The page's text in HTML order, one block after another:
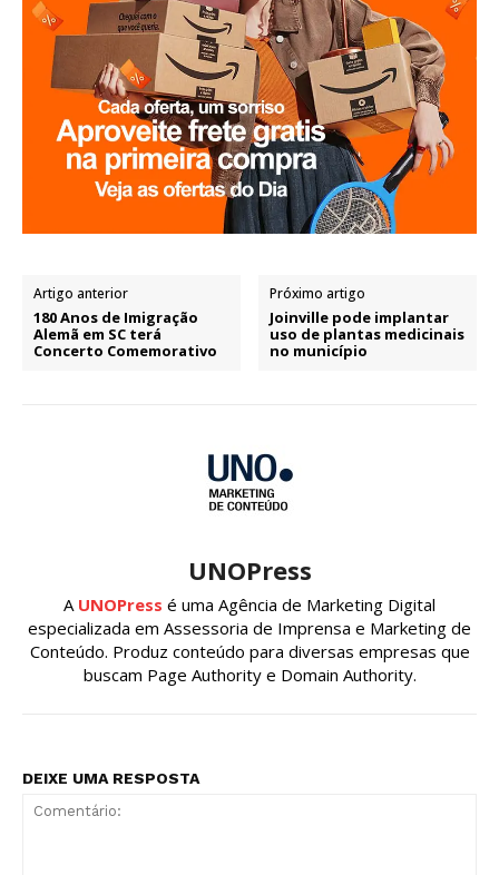
Artigo anterior
180 Anos de Imigração
Alemã em SC terá
Concerto Comemorativo
Próximo artigo
Joinville pode implantar
uso de plantas medicinais
no município
UNOPress
A UNOPress é uma Agência de Marketing Digital
especializada em Assessoria de Imprensa e Marketing de
Conteúdo. Produz conteúdo para diversas empresas que
buscam Page Authority e Domain Authority.
DEIXE UMA RESPOSTA